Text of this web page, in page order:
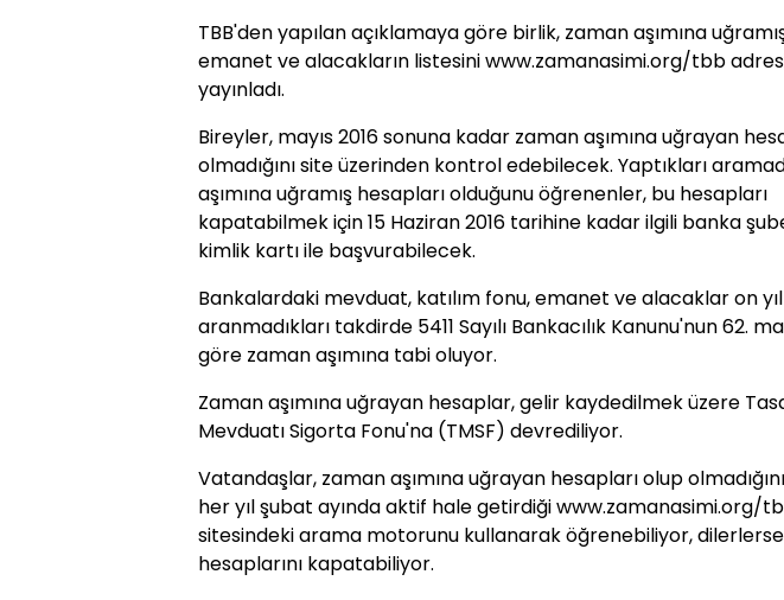
TBB'den yapılan açıklamaya göre birlik, zaman aşımına
emanet ve alacakların listesini www.zamanasimi.org/tbb
yayınladı.
Bireyler, mayıs 2016 sonuna kadar zaman aşımına uğrayan
olmadığını site üzerinden kontrol edebilecek. Yaptıkları
aşımına uğramış hesapları olduğunu öğrenenler, bu hesapları
kapatabilmek için 15 Haziran 2016 tarihine kadar ilgili banka
kimlik kartı ile başvurabilecek.
Bankalardaki mevduat, katılım fonu, emanet ve alacaklar on
aranmadıkları takdirde 5411 Sayılı Bankacılık Kanunu'nun 62.
göre zaman aşımına tabi oluyor.
Zaman aşımına uğrayan hesaplar, gelir kaydedilmek üzere
Mevduatı Sigorta Fonu'na (TMSF) devrediliyor.
Vatandaşlar, zaman aşımına uğrayan hesapları olup
her yıl şubat ayında aktif hale getirdiği www.zamanasimi.org/
sitesindeki arama motorunu kullanarak öğrenebiliyor, dilerlerse
hesaplarını kapatabiliyor.